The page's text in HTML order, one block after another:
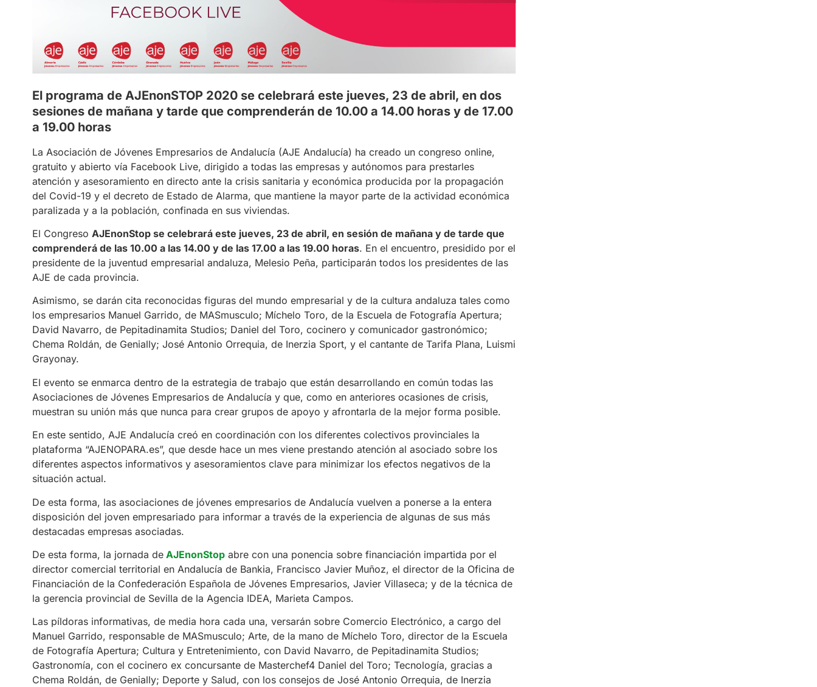
El programa de AJEnonSTOP 2020 se celebrará este jueves, 23 de abril, en dos
sesiones de mañana y tarde que comprenderán de 10.00 a 14.00 horas y de 17.00
a 19.00 horas
La Asociación de Jóvenes Empresarios de Andalucía (AJE Andalucía) ha creado un congreso online,
gratuito y abierto vía Facebook Live, dirigido a todas las empresas y autónomos para prestarles
atención y asesoramiento en directo ante la crisis sanitaria y económica producida por la propagación
del Covid-19 y el decreto de Estado de Alarma, que mantiene la mayor parte de la actividad económica
paralizada y a la población, confinada en sus viviendas.
El Congreso AJEnonStop se celebrará este jueves, 23 de abril, en sesión de mañana y de tarde que
comprenderá de las 10.00 a las 14.00 y de las 17.00 a las 19.00 horas. En el encuentro, presidido por el
presidente de la juventud empresarial andaluza, Melesio Peña, participarán todos los presidentes de las
AJE de cada provincia.
Asimismo, se darán cita reconocidas figuras del mundo empresarial y de la cultura andaluza tales como
los empresarios Manuel Garrido, de MASmusculo; Míchelo Toro, de la Escuela de Fotografía Apertura;
David Navarro, de Pepitadinamita Studios; Daniel del Toro, cocinero y comunicador gastronómico;
Chema Roldán, de Genially; José Antonio Orrequia, de Inerzia Sport, y el cantante de Tarifa Plana, Luismi
Grayonay.
El evento se enmarca dentro de la estrategia de trabajo que están desarrollando en común todas las
Asociaciones de Jóvenes Empresarios de Andalucía y que, como en anteriores ocasiones de crisis,
muestran su unión más que nunca para crear grupos de apoyo y afrontarla de la mejor forma posible.
En este sentido, AJE Andalucía creó en coordinación con los diferentes colectivos provinciales la
plataforma “AJENOPARA.es”, que desde hace un mes viene prestando atención al asociado sobre los
diferentes aspectos informativos y asesoramientos clave para minimizar los efectos negativos de la
situación actual.
De esta forma, las asociaciones de jóvenes empresarios de Andalucía vuelven a ponerse a la entera
disposición del joven empresariado para informar a través de la experiencia de algunas de sus más
destacadas empresas asociadas.
De esta forma, la jornada deAJEnonStopabre con una ponencia sobre financiación impartida por el
director comercial territorial en Andalucía de Bankia, Francisco Javier Muñoz, el director de la Oficina de
Financiación de la Confederación Española de Jóvenes Empresarios, Javier Villaseca; y de la técnica de
la gerencia provincial de Sevilla de la Agencia IDEA, Marieta Campos.
Las píldoras informativas, de media hora cada una, versarán sobre Comercio Electrónico, a cargo del
Manuel Garrido, responsable de MASmusculo; Arte, de la mano de Míchelo Toro, director de la Escuela
de Fotografía Apertura; Cultura y Entretenimiento, con David Navarro, de Pepitadinamita Studios;
Gastronomía, con el cocinero ex concursante de Masterchef4 Daniel del Toro; Tecnología, gracias a
Chema Roldán, de Genially; Deporte y Salud, con los consejos de José Antonio Orrequia, de Inerzia